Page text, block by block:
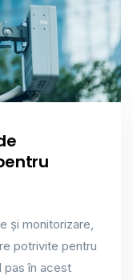
și monitorizare,
potrivite pentru
pas în acest